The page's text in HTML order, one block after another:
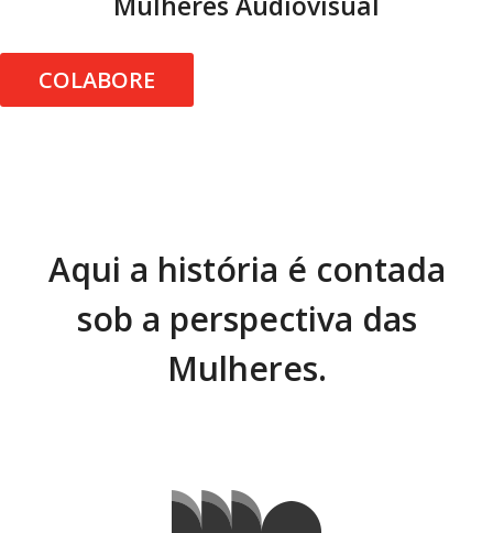
COLABORE
Aqui a história é contada
sob a perspectiva das
Mulheres.